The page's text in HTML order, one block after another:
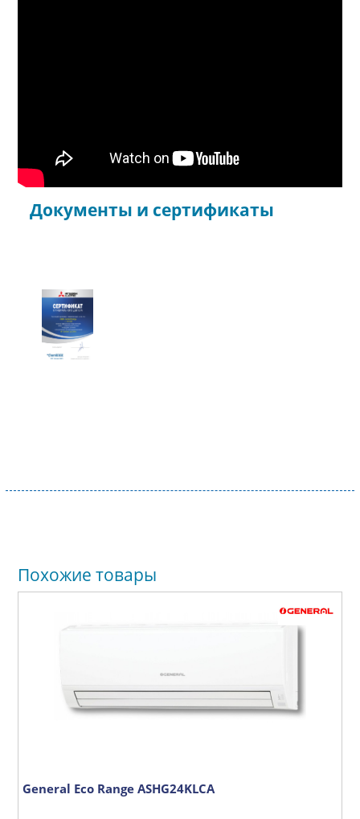
Документы и сертификаты
Похожие товары
General Eco Range ASHG24KLCA